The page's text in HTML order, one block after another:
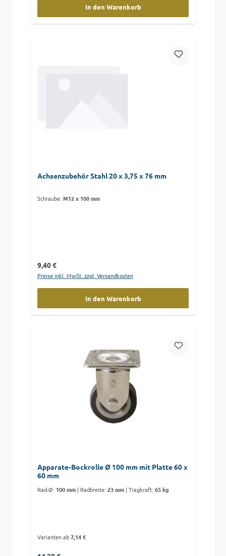
In den Warenkorb
Achsenzubehör Stahl 20 x 3,75 x 76 mm
Schraube: M12 x 100 mm
Regulärer Preis:
9,40 €
Preise inkl. MwSt. zzgl. Versandkosten
In den Warenkorb
Apparate-Bockrolle Ø 100 mm mit Platte 60 x
60 mm
Rad-Ø: 100 mm | Radbreite: 23 mm | Tragkraft: 65 kg
Varianten ab7,14 €